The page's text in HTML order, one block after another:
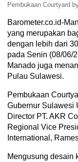
Pembukaan Courtyard
Barometer.co.id-
yang merupakan
dengan lebih dari
pada Senin (08/06/
Manado juga
Pulau Sulawesi.
Pembukaan
Gubernur Sulawesi
Director PT. AKR
Regional Vice
International,
Mengusung desain